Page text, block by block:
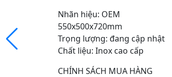
Nhãn hiệu: OEM
550x500x720mm
Trọng lượng: đang cập nhật
Chất liệu: Inox cao cấp
CHÍNH SÁCH MUA HÀNG